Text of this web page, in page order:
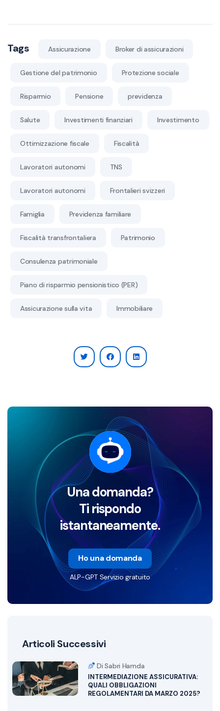
Tags Assicurazione Broker di assicurazioni
Gestione del patrimonio Protezione sociale
Risparmio Pensione previdenza
Salute Investimenti finanziari Investimento
Ottimizzazione fiscale Fiscalità
Lavoratori autonomi TNS
Lavoratori autonomi Frontalieri svizzeri
Famiglia Previdenza familiare
Fiscalità transfrontaliera Patrimonio
Consulenza patrimoniale
Piano di risparmio pensionistico (PER)
Assicurazione sulla vita Immobiliare
Una domanda?
Ti rispondo
istantaneamente.
Ho una domanda
ALP-GPT Servizio gratuito
Articoli Successivi
Di Sabri Hamda
INTERMEDIAZIONE ASSICURATIVA:
QUALI OBBLIGAZIONI
REGOLAMENTARI DA MARZO 2025?